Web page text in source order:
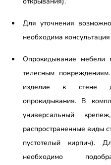
Для уточнения
необходима
Опрокидывание мебели
телесным
изделие к стене
опрокидывания. В
универсальный
распространенные виды
пустотелый кирпич).
необходимо